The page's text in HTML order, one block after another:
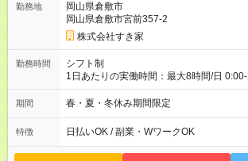
30日（※条件変更なし）ですが、切り上げ
ただきます。 研修制度あり：15時間(研修
勤務地
岡山県倉敷市
岡山県倉敷市宮前357-2
株式会社すき家
勤務時間
シフト制
1日あたりの実働時間：最大8時間/日
2h～OK ＜シフト例＞ 〇朝帯 5:00-9:00
後帯 14:00-18:00 〇夜帯 18:00-22:00 〇深
ます♪
期間 春・夏・冬休み期間限定
特徴 日払いOK / 副業・WワークOK